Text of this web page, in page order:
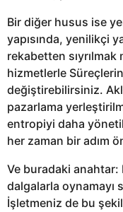
Bir diğer husus ise
yapısında, yenilikçi
rekabetten
hizmetlerle
değiştirebilirsiniz.
pazarlama
entropiyi daha
her zaman bir adım
Ve buradaki anahtar:
dalgalarla oynamayı
İşletmeniz de bu